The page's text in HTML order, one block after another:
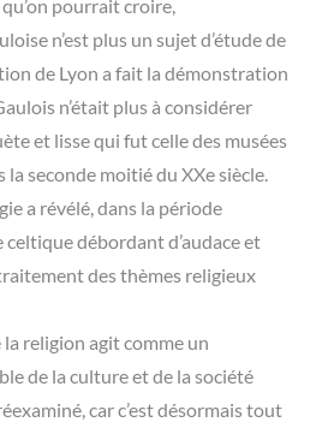
pourrait croire,
n’est plus un sujet d’étude de
de Lyon a fait la démonstration
n’était plus à considérer
et lisse qui fut celle des musées
la seconde moitié du XXe siècle.
a révélé, dans la période
débordant d’audace et
des thèmes religieux
la religion agit comme un
de la culture et de la société
car c’est désormais tout